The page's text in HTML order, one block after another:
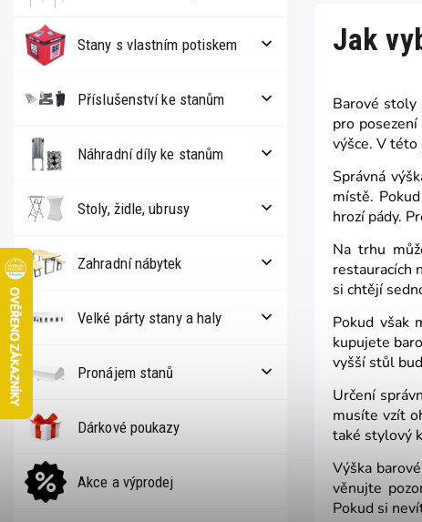
Stany s vlastním potiskem
Příslušenství ke stanům
Náhradní díly ke stanům
Stoly, židle, ubrusy
Zahradní nábytek
Velké párty stany a haly
Pronájem stanů
Dárkové poukazy
Akce a výprodej
Jak
Barové stoly
pro
výšce. V této
Správná
místě.
hrozí pády.
Na trhu
restauracích
si chtějí
Pokud však
kupujete
vyšší stůl
Určení
musíte vzít
také stylový
Výška
věnujte
Pokud si